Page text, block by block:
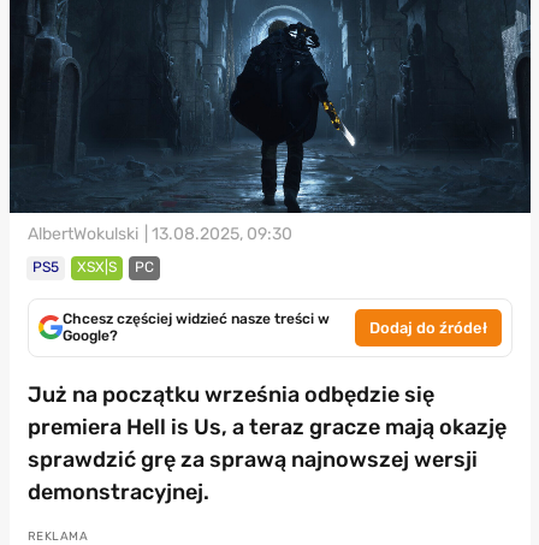
AlbertWokulski | 13.08.2025, 09:30
PS5 XSX|S PC
Chcesz częściej widzieć nasze treści w
Google?
Dodaj do źródeł
Już na początku września odbędzie się
premiera Hell is Us, a teraz gracze mają okazję
sprawdzić grę za sprawą najnowszej wersji
demonstracyjnej.